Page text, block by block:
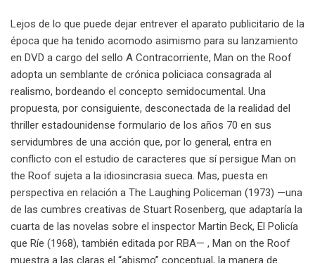
Lejos de lo que puede dejar entrever el aparato publicitario de la
época que ha tenido acomodo asimismo para su lanzamiento
en DVD a cargo del sello A Contracorriente, Man on the Roof
adopta un semblante de crónica policiaca consagrada al
realismo, bordeando el concepto semidocumental. Una
propuesta, por consiguiente, desconectada de la realidad del
thriller estadounidense formulario de los años 70 en sus
servidumbres de una acción que, por lo general, entra en
conflicto con el estudio de caracteres que sí persigue Man on
the Roof sujeta a la idiosincrasia sueca. Mas, puesta en
perspectiva en relación a The Laughing Policeman (1973) —una
de las cumbres creativas de Stuart Rosenberg, que adaptaría la
cuarta de las novelas sobre el inspector Martin Beck, El Policía
que Ríe (1968), también editada por RBA— , Man on the Roof
muestra a las claras el “abismo” conceptual, la manera de